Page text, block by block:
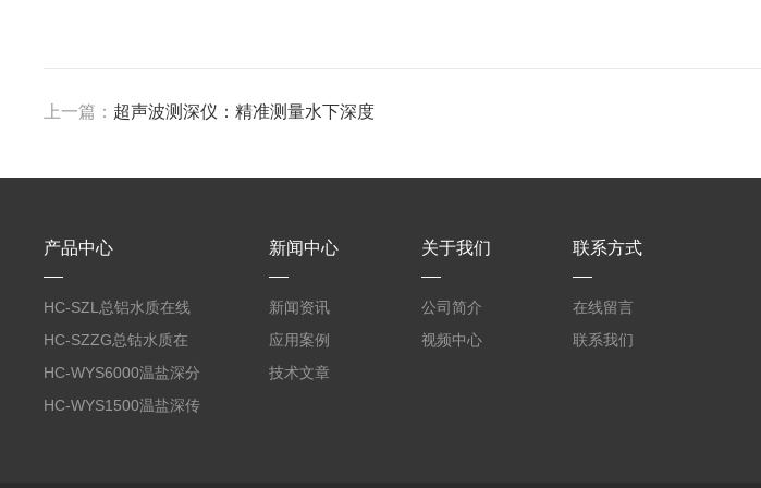
上一篇： 超声波测深仪：精准测量水下深度
产品中心
HC-SZL总铝水质在线
分析仪
HC-SZZG总钴水质在
线分析仪
HC-WYS6000温盐深分
析仪
HC-WYS1500温盐深传
新闻中心
新闻资讯
应用案例
技术文章
关于我们
公司简介
视频中心
联系方式
在线留言
联系我们